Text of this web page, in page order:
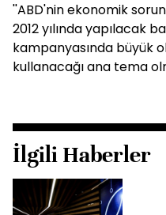
''ABD'nin ekonomik
2012 yılında yapılacak
kampanyasında büyük
kullanacağı ana tema
İlgili Haberler